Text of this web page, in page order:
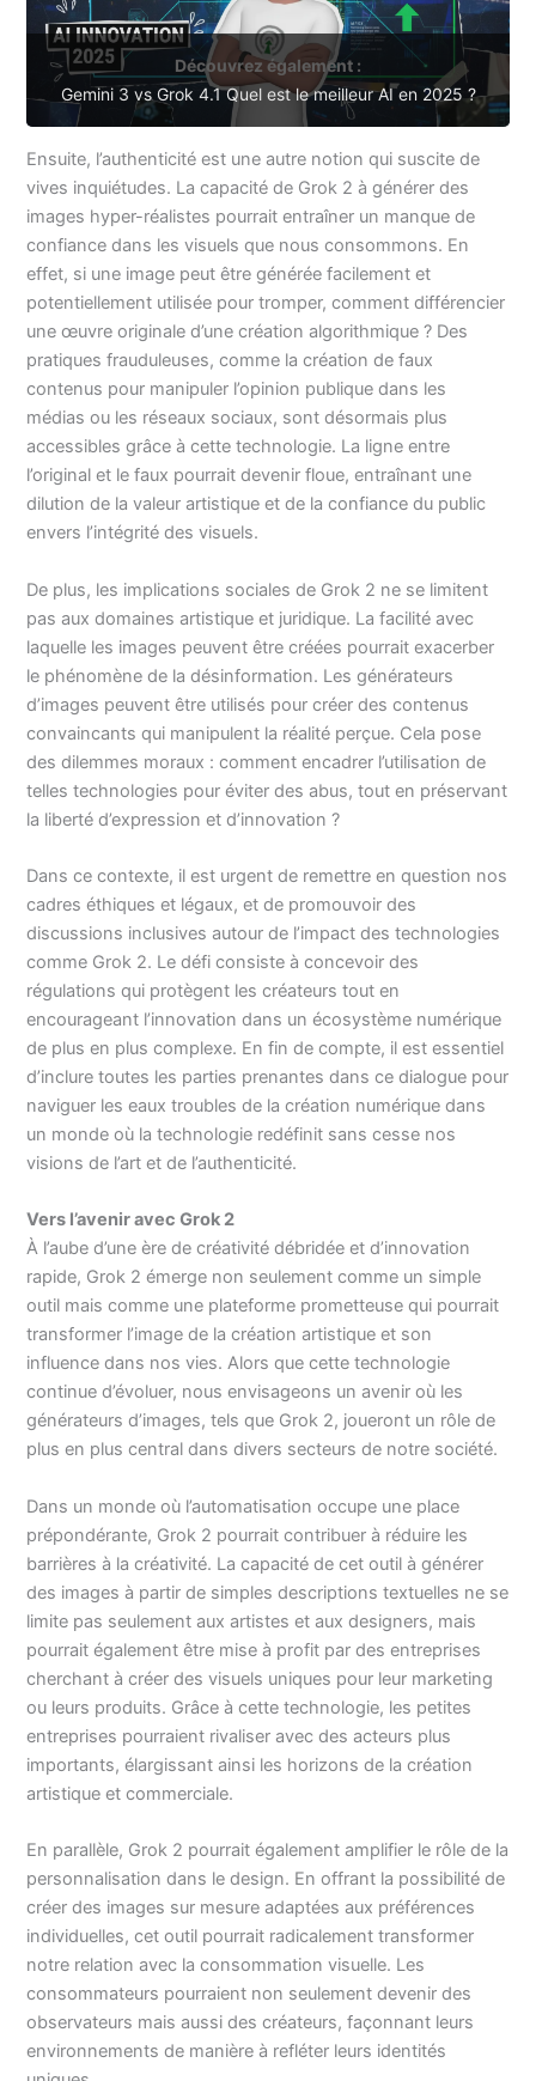
Découvrez également :
Gemini 3 vs Grok 4.1 Quel est le meilleur AI en 2025 ?
Ensuite, l’authenticité est une autre notion qui suscite de
vives inquiétudes. La capacité de Grok 2 à générer des
images hyper-réalistes pourrait entraîner un manque de
confiance dans les visuels que nous consommons. En
effet, si une image peut être générée facilement et
potentiellement utilisée pour tromper, comment différencier
une œuvre originale d’une création algorithmique ? Des
pratiques frauduleuses, comme la création de faux
contenus pour manipuler l’opinion publique dans les
médias ou les réseaux sociaux, sont désormais plus
accessibles grâce à cette technologie. La ligne entre
l’original et le faux pourrait devenir floue, entraînant une
dilution de la valeur artistique et de la confiance du public
envers l’intégrité des visuels.
De plus, les implications sociales de Grok 2 ne se limitent
pas aux domaines artistique et juridique. La facilité avec
laquelle les images peuvent être créées pourrait exacerber
le phénomène de la désinformation. Les générateurs
d’images peuvent être utilisés pour créer des contenus
convaincants qui manipulent la réalité perçue. Cela pose
des dilemmes moraux : comment encadrer l’utilisation de
telles technologies pour éviter des abus, tout en préservant
la liberté d’expression et d’innovation ?
Dans ce contexte, il est urgent de remettre en question nos
cadres éthiques et légaux, et de promouvoir des
discussions inclusives autour de l’impact des technologies
comme Grok 2. Le défi consiste à concevoir des
régulations qui protègent les créateurs tout en
encourageant l’innovation dans un écosystème numérique
de plus en plus complexe. En fin de compte, il est essentiel
d’inclure toutes les parties prenantes dans ce dialogue pour
naviguer les eaux troubles de la création numérique dans
un monde où la technologie redéfinit sans cesse nos
visions de l’art et de l’authenticité.
Vers l’avenir avec Grok 2
À l’aube d’une ère de créativité débridée et d’innovation
rapide, Grok 2 émerge non seulement comme un simple
outil mais comme une plateforme prometteuse qui pourrait
transformer l’image de la création artistique et son
influence dans nos vies. Alors que cette technologie
continue d’évoluer, nous envisageons un avenir où les
générateurs d’images, tels que Grok 2, joueront un rôle de
plus en plus central dans divers secteurs de notre société.
Dans un monde où l’automatisation occupe une place
prépondérante, Grok 2 pourrait contribuer à réduire les
barrières à la créativité. La capacité de cet outil à générer
des images à partir de simples descriptions textuelles ne se
limite pas seulement aux artistes et aux designers, mais
pourrait également être mise à profit par des entreprises
cherchant à créer des visuels uniques pour leur marketing
ou leurs produits. Grâce à cette technologie, les petites
entreprises pourraient rivaliser avec des acteurs plus
importants, élargissant ainsi les horizons de la création
artistique et commerciale.
En parallèle, Grok 2 pourrait également amplifier le rôle de la
personnalisation dans le design. En offrant la possibilité de
créer des images sur mesure adaptées aux préférences
individuelles, cet outil pourrait radicalement transformer
notre relation avec la consommation visuelle. Les
consommateurs pourraient non seulement devenir des
observateurs mais aussi des créateurs, façonnant leurs
environnements de manière à refléter leurs identités